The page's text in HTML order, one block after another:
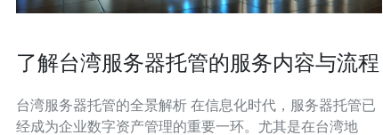
了解台湾服务器托管的服务内容与流程
台湾服务器托管的全景解析 在信息化时代，服务器托管已
经成为企业数字资产管理的重要一环。尤其是在台湾地